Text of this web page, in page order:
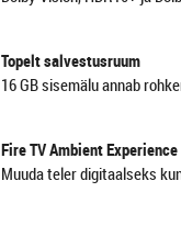
Topelt salvestusruum
16 GB sisemälu annab
Fire TV Ambient Experience
Muuda teler digitaalseks